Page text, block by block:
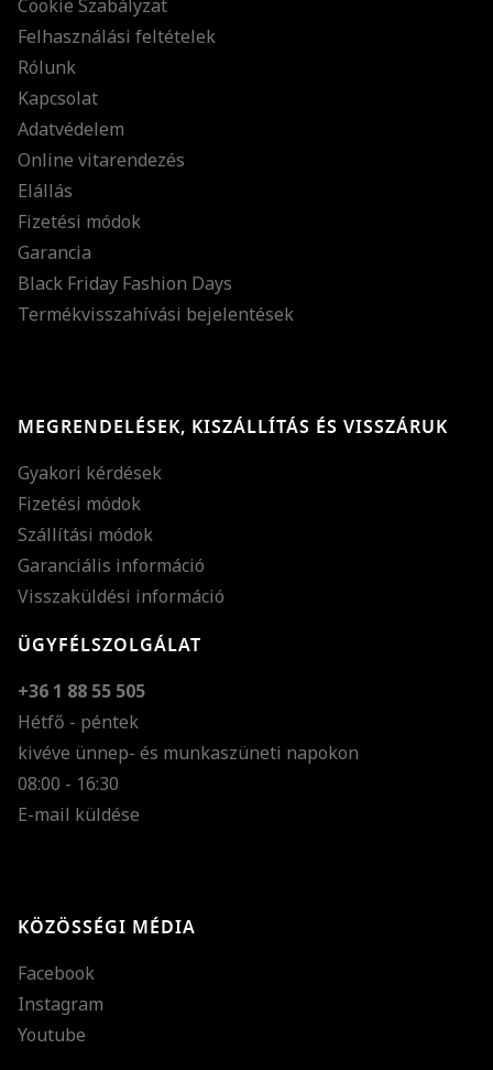
Cookie Szabályzat
Felhasználási feltételek
Rólunk
Kapcsolat
Adatvédelem
Online vitarendezés
Elállás
Fizetési módok
Garancia
Black Friday Fashion Days
Termékvisszahívási bejelentések
MEGRENDELÉSEK, KISZÁLLÍTÁS ÉS VISSZÁRUK
Gyakori kérdések
Fizetési módok
Szállítási módok
Garanciális információ
Visszaküldési információ
ÜGYFÉLSZOLGÁLAT
+36 1 88 55 505
Hétfő - péntek
kivéve ünnep- és munkaszüneti napokon
08:00 - 16:30
E-mail küldése
KÖZÖSSÉGI MÉDIA
Facebook
Instagram
Youtube